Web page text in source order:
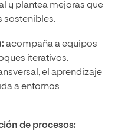
y plantea mejoras que
sostenibles.
: acompaña a equipos
iterativos.
el aprendizaje
a entornos
de procesos: